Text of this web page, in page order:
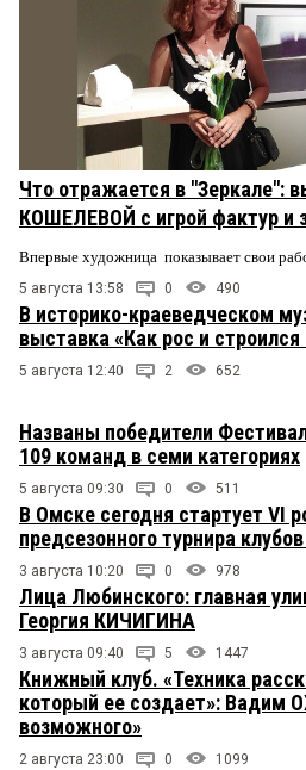
Что отражается в "Зеркале":
КОШЕЛЕВОЙ с игрой фактур и
Впервые художница показывает свои
5 августа 13:58 0 490
В историко-краеведческом
выставка «Как рос и
5 августа 12:40 2 652
Названы победители
109 команд в семи категориях
5 августа 09:30 0 511
В Омске сегодня стартует VI
предсезонного турнира
3 августа 10:20 0 978
Лица Любинского: главная
Георгия КИЧИГИНА
3 августа 09:40 5 1447
Книжный клуб. «Техника
который ее создает»: Вадим
возможного»
2 августа 23:00 0 1099